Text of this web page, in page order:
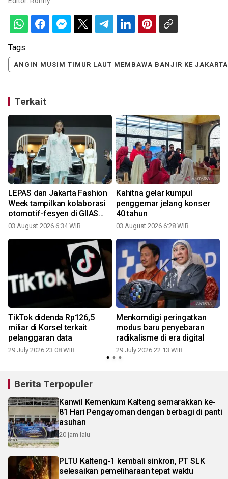
Tags:
ANGIN MUSIM TIMUR LAUT MEMBAWA BANJIR KE JAKARTA
Terkait
LEPAS dan Jakarta Fashion
Week tampilkan kolaborasi
otomotif-fesyen di GIIAS
2026
03 August 2026 6:34 WIB
Kahitna gelar kumpul
penggemar jelang konser
40 tahun
03 August 2026 6:28 WIB
TikTok didenda Rp126,5
miliar di Korsel terkait
pelanggaran data
29 July 2026 23:08 WIB
Menkomdigi peringatkan
modus baru penyebaran
radikalisme di era digital
29 July 2026 22:13 WIB
Berita Terpopuler
Kanwil Kemenkum Kalteng semarakkan ke-
81 Hari Pengayoman dengan berbagi di panti
asuhan
20 jam lalu
PLTU Kalteng-1 kembali sinkron, PT SLK
selesaikan pemeliharaan tepat waktu